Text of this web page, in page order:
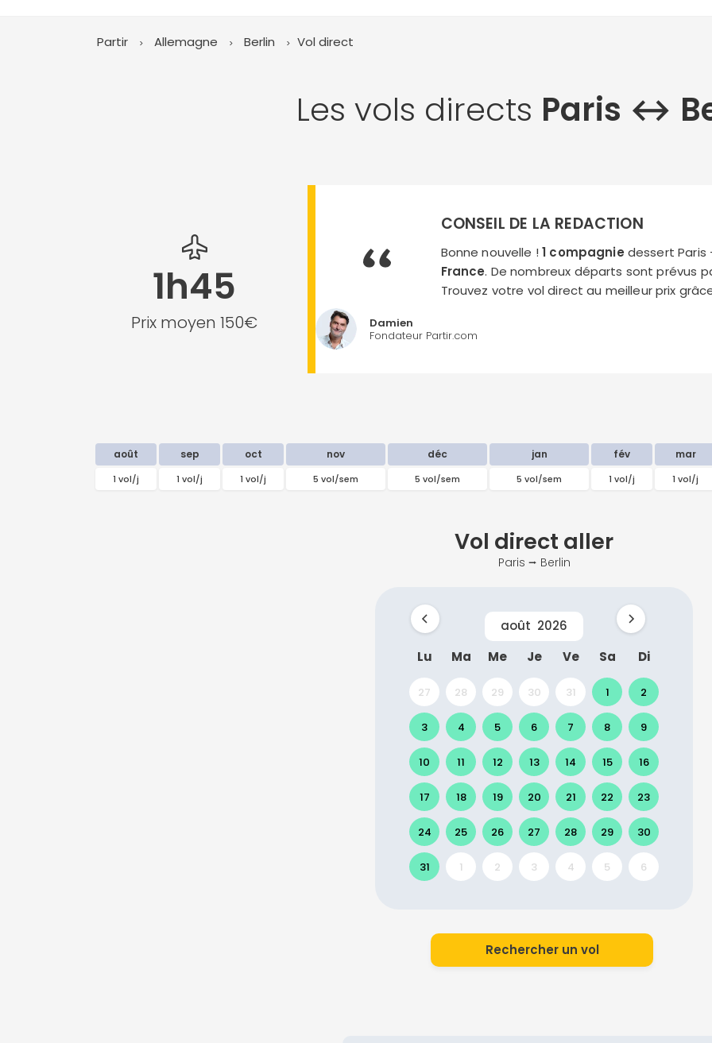
Partir Allemagne Berlin Vol direct
Les vols directs Paris ↔︎
1h45
Prix moyen 150€
CONSEIL DE LA REDACTION
Bonne nouvelle !1 compagnie dessert Paris
France. De nombreux départs sont prévus
Trouvez votre vol direct au meilleur prix
Damien
Fondateur Partir.com
août sep oct nov déc jan fév mar
1 vol/j 1 vol/j 1 vol/j 5 vol/sem 5 vol/sem 5 vol/sem 1 vol/j 1 vol/j
Vol direct aller
Paris ⭢ Berlin
août 2026
Lu
Ma Me Je Ve Sa Di
27 28 29 30 31 1 2
3 4 5 6 7 8 9
10 11 12 13 14 15 16
17 18 19 20 21 22 23
24 25 26 27 28 29 30
31 1 2 3 4 5 6
Rechercher un vol